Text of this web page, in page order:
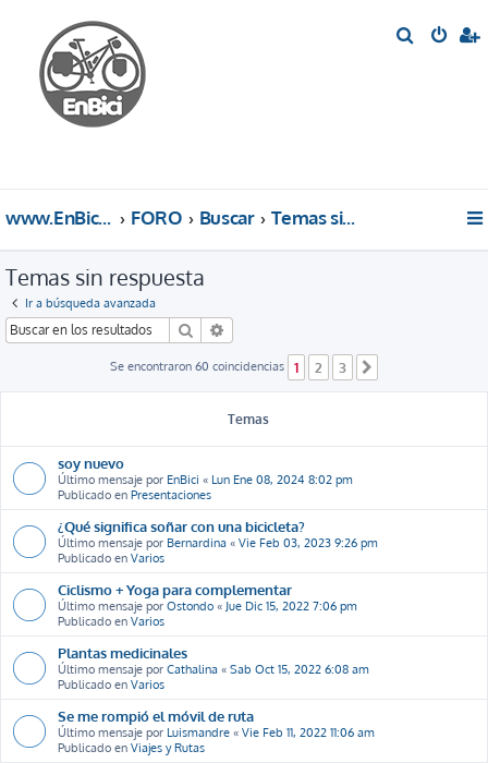
www.EnBici.eu FORO Buscar Temas sin respuesta
Temas sin respuesta
Ir a búsqueda avanzada
Buscar
Se encontraron 60 coincidencias 1 2 3
Temas
soy nuevo
Último mensaje por EnBici « Lun Ene 08, 2024 8:02 pm
Publicado en Presentaciones
¿Qué significa soñar con una bicicleta?
Último mensaje por Bernardina « Vie Feb 03, 2023 9:26 pm
Publicado en Varios
Ciclismo + Yoga para complementar
Último mensaje por Ostondo « Jue Dic 15, 2022 7:06 pm
Publicado en Varios
Plantas medicinales
Último mensaje por Cathalina « Sab Oct 15, 2022 6:08 am
Publicado en Varios
Se me rompió el móvil de ruta
Último mensaje por Luismandre « Vie Feb 11, 2022 11:06 am
Publicado en Viajes y Rutas